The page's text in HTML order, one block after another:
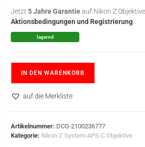
Jetzt 5 Jahre Garantieauf Nikon Z
Aktionsbedingungen und Registrierung
lagernd
IN DEN WARENKORB
auf die Merkliste
Artikelnummer: DCG-2100236777
Kategorie: Nikon Z System-APS-C Objektive